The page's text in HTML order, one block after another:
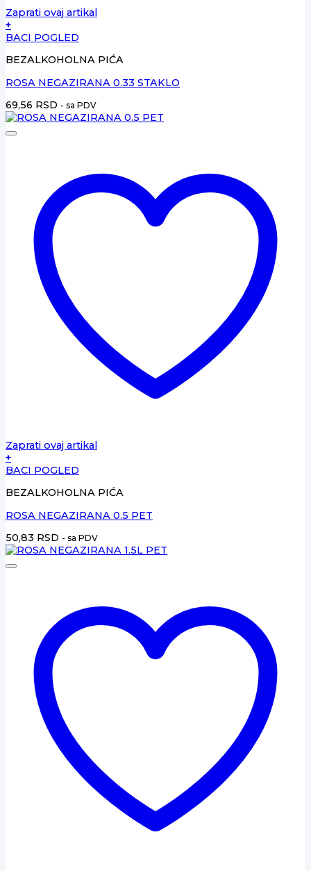
Zaprati ovaj artikal
+
BACI POGLED
BEZALKOHOLNA PIĆA
ROSA NEGAZIRANA 0.33 STAKLO
69,56 RSD - sa PDV
Zaprati ovaj artikal
+
BACI POGLED
BEZALKOHOLNA PIĆA
ROSA NEGAZIRANA 0.5 PET
50,83 RSD - sa PDV